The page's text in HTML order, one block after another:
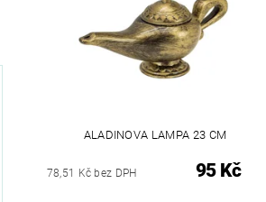
ALADINOVA LAMPA 23 CM
78,51 Kč bez DPH 95 Kč